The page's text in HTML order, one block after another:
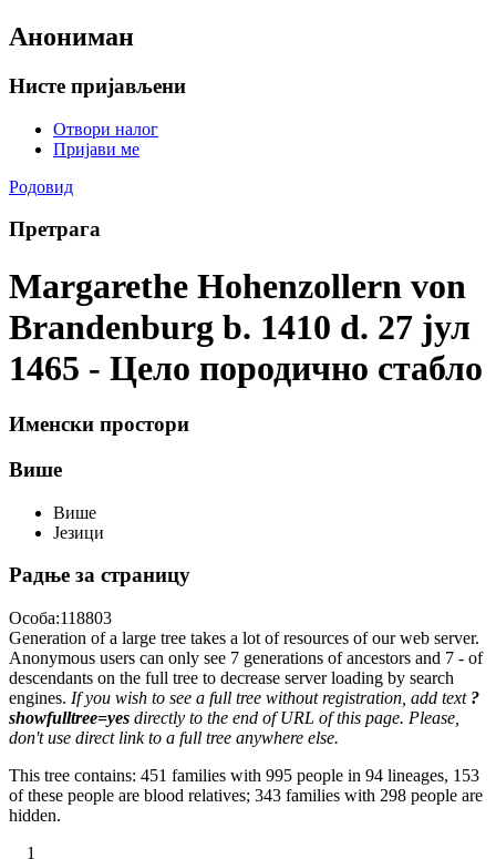
Анониман
Нисте пријављени
Отвори налог
Пријави ме
Родовид
Претрага
Margarethe Hohenzollern von
Brandenburg b. 1410 d. 27 јул
1465 - Цело породично стабло
Именски простори
Више
Више
Језици
Радње за страницу
Особа:118803
Generation of a large tree takes a lot of resources of our web server.
Anonymous users can only see 7 generations of ancestors and 7 - of
descendants on the full tree to decrease server loading by search
engines. If you wish to see a full tree without registration, add text ?
showfulltree=yes directly to the end of URL of this page. Please,
don't use direct link to a full tree anywhere else.
This tree contains: 451 families with 995 people in 94 lineages, 153
of these people are blood relatives; 343 families with 298 people are
hidden.
1